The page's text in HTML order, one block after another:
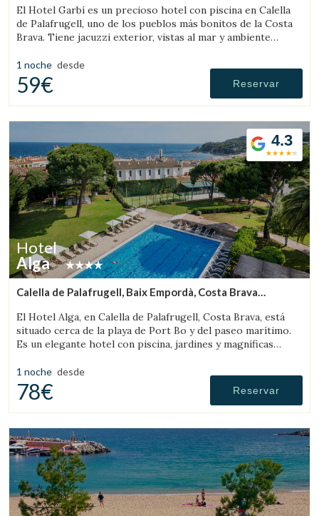
El Hotel Garbí es un precioso hotel con piscina en Calella
de Palafrugell, uno de los pueblos más bonitos de la Costa
Brava. Tiene jacuzzi exterior, vistas al mar y ambiente
1 noche desde
59€ Reservar
4.3
Hotel
Alga
Calella de Palafrugell, Baix Empordà, Costa Brava
El Hotel Alga, en Calella de Palafrugell, Costa Brava, está
situado cerca de la playa de Port Bo y del paseo marítimo.
Es un elegante hotel con piscina, jardines y magníficas
1 noche desde
78€ Reservar